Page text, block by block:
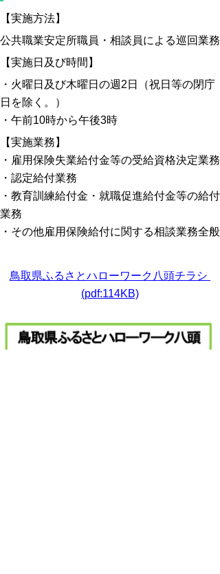
【実施方法】
公共職業安定所職員・相談員による巡回業務
【実施日及び時間】
・火曜日及び木曜日の週2日（祝日等の閉庁
日を除く。）
・午前10時から午後3時
【実施業務】
・雇用保険失業給付金等の受給資格決定業務
・認定給付業務
・教育訓練給付金・就職促進給付金等の給付
業務
・その他雇用保険給付に関する相談業務全般
鳥取県ふるさとハローワーク八頭チラシ
(pdf:114KB)